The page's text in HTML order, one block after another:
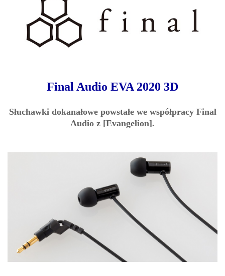
Final Audio EVA 2020 3D
Słuchawki dokanałowe powstałe we współpracy Final
Audio z [Evangelion].